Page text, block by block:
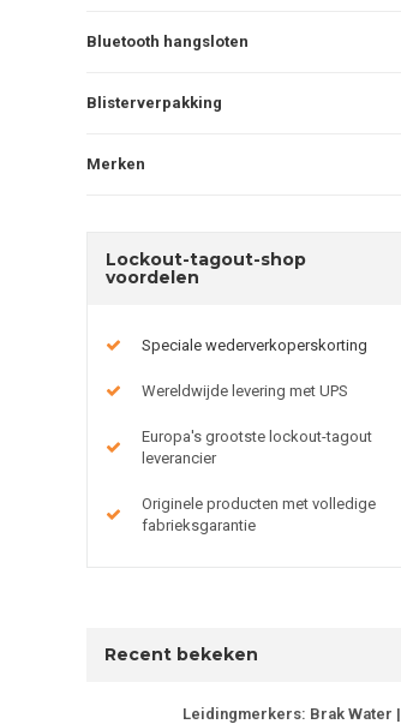
Bluetooth hangsloten
Blisterverpakking
Merken
Lockout-tagout-shop
voordelen
Speciale wederverkoperskorting
Wereldwijde levering met UPS
Europa's grootste lockout-tagout
leverancier
Originele producten met volledige
fabrieksgarantie
Recent bekeken
Leidingmerkers: Brak Water |